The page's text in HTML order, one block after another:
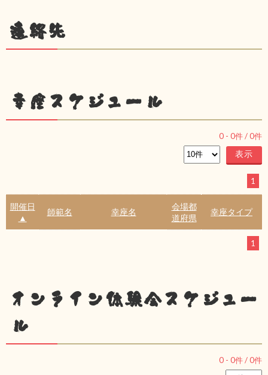
連絡先
幸座スケジュール
0 - 0件 /0件
1
開催日
▲
師範名 幸座名
会場都
道府県
幸座タイプ
1
オンライン体験会スケジュー
ル
0 - 0件 /0件